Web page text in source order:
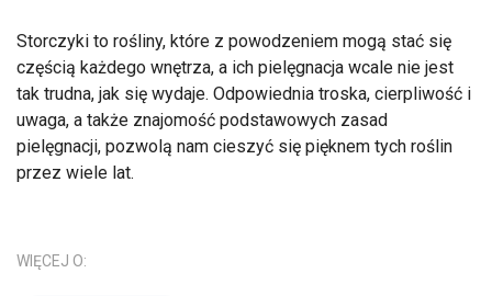
Storczyki to rośliny, które z powodzeniem mogą stać się
częścią każdego wnętrza, a ich pielęgnacja wcale nie jest
tak trudna, jak się wydaje. Odpowiednia troska, cierpliwość i
uwaga, a także znajomość podstawowych zasad
pielęgnacji, pozwolą nam cieszyć się pięknem tych roślin
przez wiele lat.
WIĘCEJ O: